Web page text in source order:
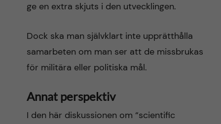
ge en extra skjuts i den utvecklingen.
Dock ska man självklart inte upprätthålla
samarbeten om man ser att de missbrukas
för militära eller politiska mål.
Annat perspektiv
I den här diskussionen om “scientific